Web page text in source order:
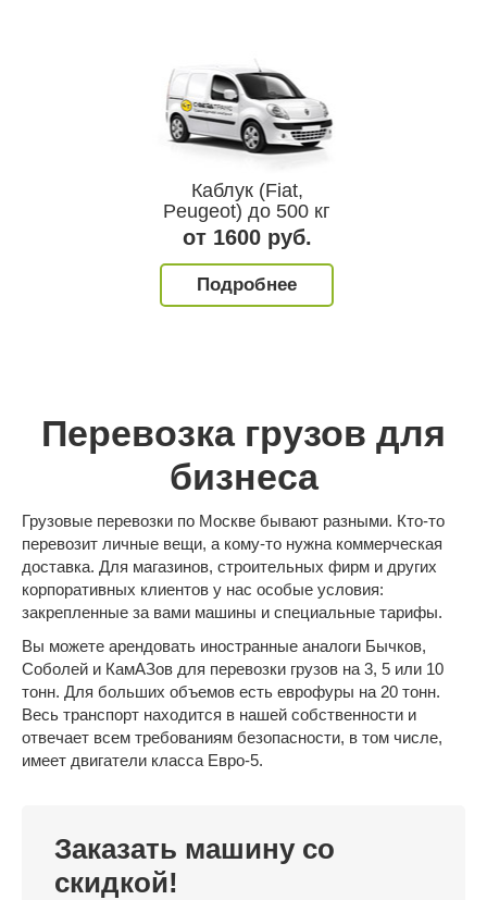
Каблук (Fiat,
Peugeot) до 500 кг
от 1600 руб.
Подробнее
Перевозка грузов для
бизнеса
Грузовые перевозки по Москве бывают разными. Кто-то
перевозит личные вещи, а кому-то нужна коммерческая
доставка. Для магазинов, строительных фирм и других
корпоративных клиентов у нас особые условия:
закрепленные за вами машины и специальные тарифы.
Вы можете арендовать иностранные аналоги Бычков,
Соболей и КамАЗов для перевозки грузов на 3, 5 или 10
тонн. Для больших объемов есть еврофуры на 20 тонн.
Весь транспорт находится в нашей собственности и
отвечает всем требованиям безопасности, в том числе,
имеет двигатели класса Евро-5.
Заказать машину со
скидкой!